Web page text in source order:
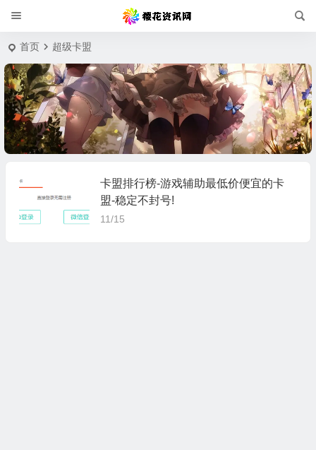
首页 超级卡盟
卡盟排行榜-游戏辅助最低价便宜的卡
盟-稳定不封号!
11/15